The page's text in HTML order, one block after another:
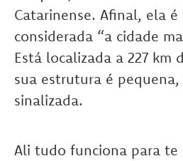
Catarinense. Afinal, ela
considerada “a cidade
Está localizada a 227 km
sua estrutura é
sinalizada.
Ali tudo funciona para